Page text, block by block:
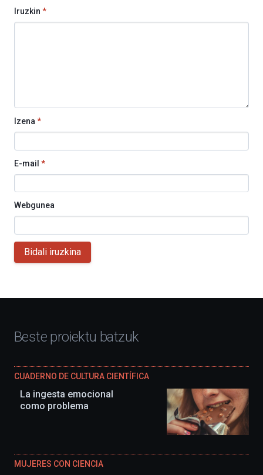
Iruzkin *
Izena*
E-mail *
Webgunea
Bidali iruzkina
Beste proiektu batzuk
CUADERNO DE CULTURA CIENTÍFICA
La ingesta emocional
como problema
MUJERES CON CIENCIA